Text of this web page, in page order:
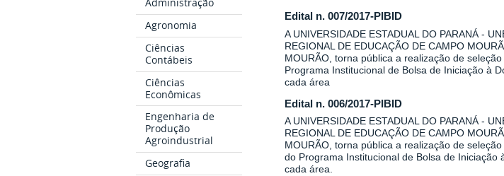
Administração
Agronomia
Ciências
Contábeis
Ciências
Econômicas
Engenharia de
Produção
Agroindustrial
Geografia
Edital n. 007/2017-PIBID
A UNIVERSIDADE ESTADUAL DO PARANÁ -
REGIONAL DE EDUCAÇÃO DE CAMPO
MOURÃO, torna pública a realização de
Programa Institucional de Bolsa de Iniciação à
cada área
Edital n. 006/2017-PIBID
A UNIVERSIDADE ESTADUAL DO PARANÁ -
REGIONAL DE EDUCAÇÃO DE CAMPO
MOURÃO, torna pública a realização de
do Programa Institucional de Bolsa de Iniciação
cada área.